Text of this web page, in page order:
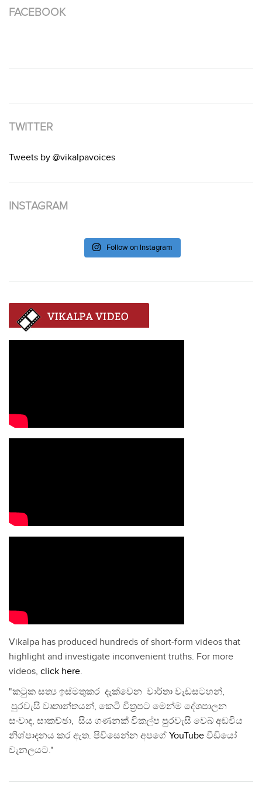
FACEBOOK
TWITTER
Tweets by @vikalpavoices
INSTAGRAM
Follow on Instagram
Vikalpa has produced hundreds of short-form videos that
highlight and investigate inconvenient truths. For more
videos, click here.
"කටුක සත්‍ය ඉස්මතුකර දැක්වෙන වාර්තා වැඩසටහන්,
පුරවැසි වෘතාන්තයන්, කෙටි චිත්‍රපට මෙන්ම දේශපාලන
සංවාද, සාකච්ඡා, සිය ගණනක් විකල්ප පුරවැසි වෙබ් අඩවිය
නිශ්පාදනය කර ඇත. පිවිසෙන්න අපගේ YouTube වීඩියෝ
චැනලයට."